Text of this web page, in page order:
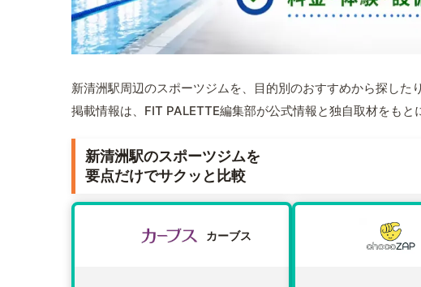
新清洲駅周辺のスポーツジムを、目的別のおすすめから探し
掲載情報は、FIT PALETTE編集部が公式情報と独自取材をもと
新清洲駅のスポーツジムを
要点だけでサクッと比較
カーブス